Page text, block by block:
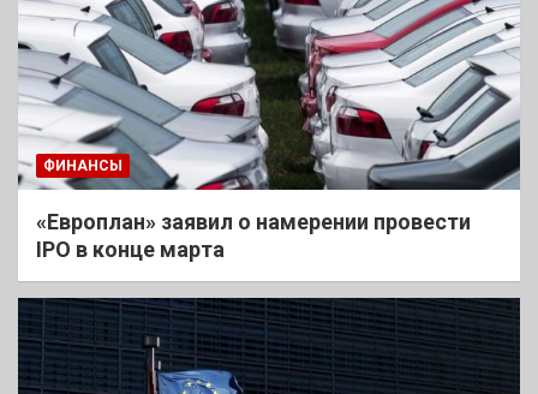
ФИНАНСЫ
«Европлан» заявил о намерении провести
IPO в конце марта